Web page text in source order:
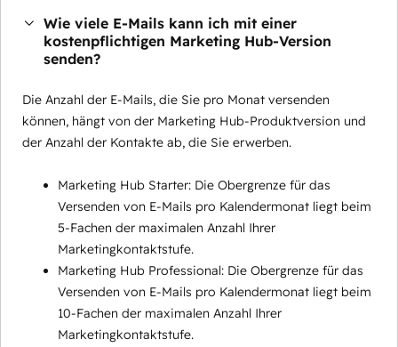
Wie viele E-Mails kann ich mit einer
kostenpflichtigen Marketing Hub-Version
senden?
Die Anzahl der E-Mails, die Sie pro Monat versenden
können, hängt von der Marketing Hub-Produktversion und
der Anzahl der Kontakte ab, die Sie erwerben.
Marketing Hub Starter: Die Obergrenze für das
Versenden von E-Mails pro Kalendermonat liegt beim
5-Fachen der maximalen Anzahl Ihrer
Marketingkontaktstufe.
Marketing Hub Professional: Die Obergrenze für das
Versenden von E-Mails pro Kalendermonat liegt beim
10-Fachen der maximalen Anzahl Ihrer
Marketingkontaktstufe.